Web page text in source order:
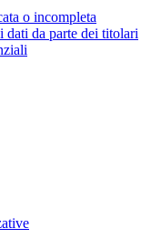
o incompleta
dati da parte dei titolari